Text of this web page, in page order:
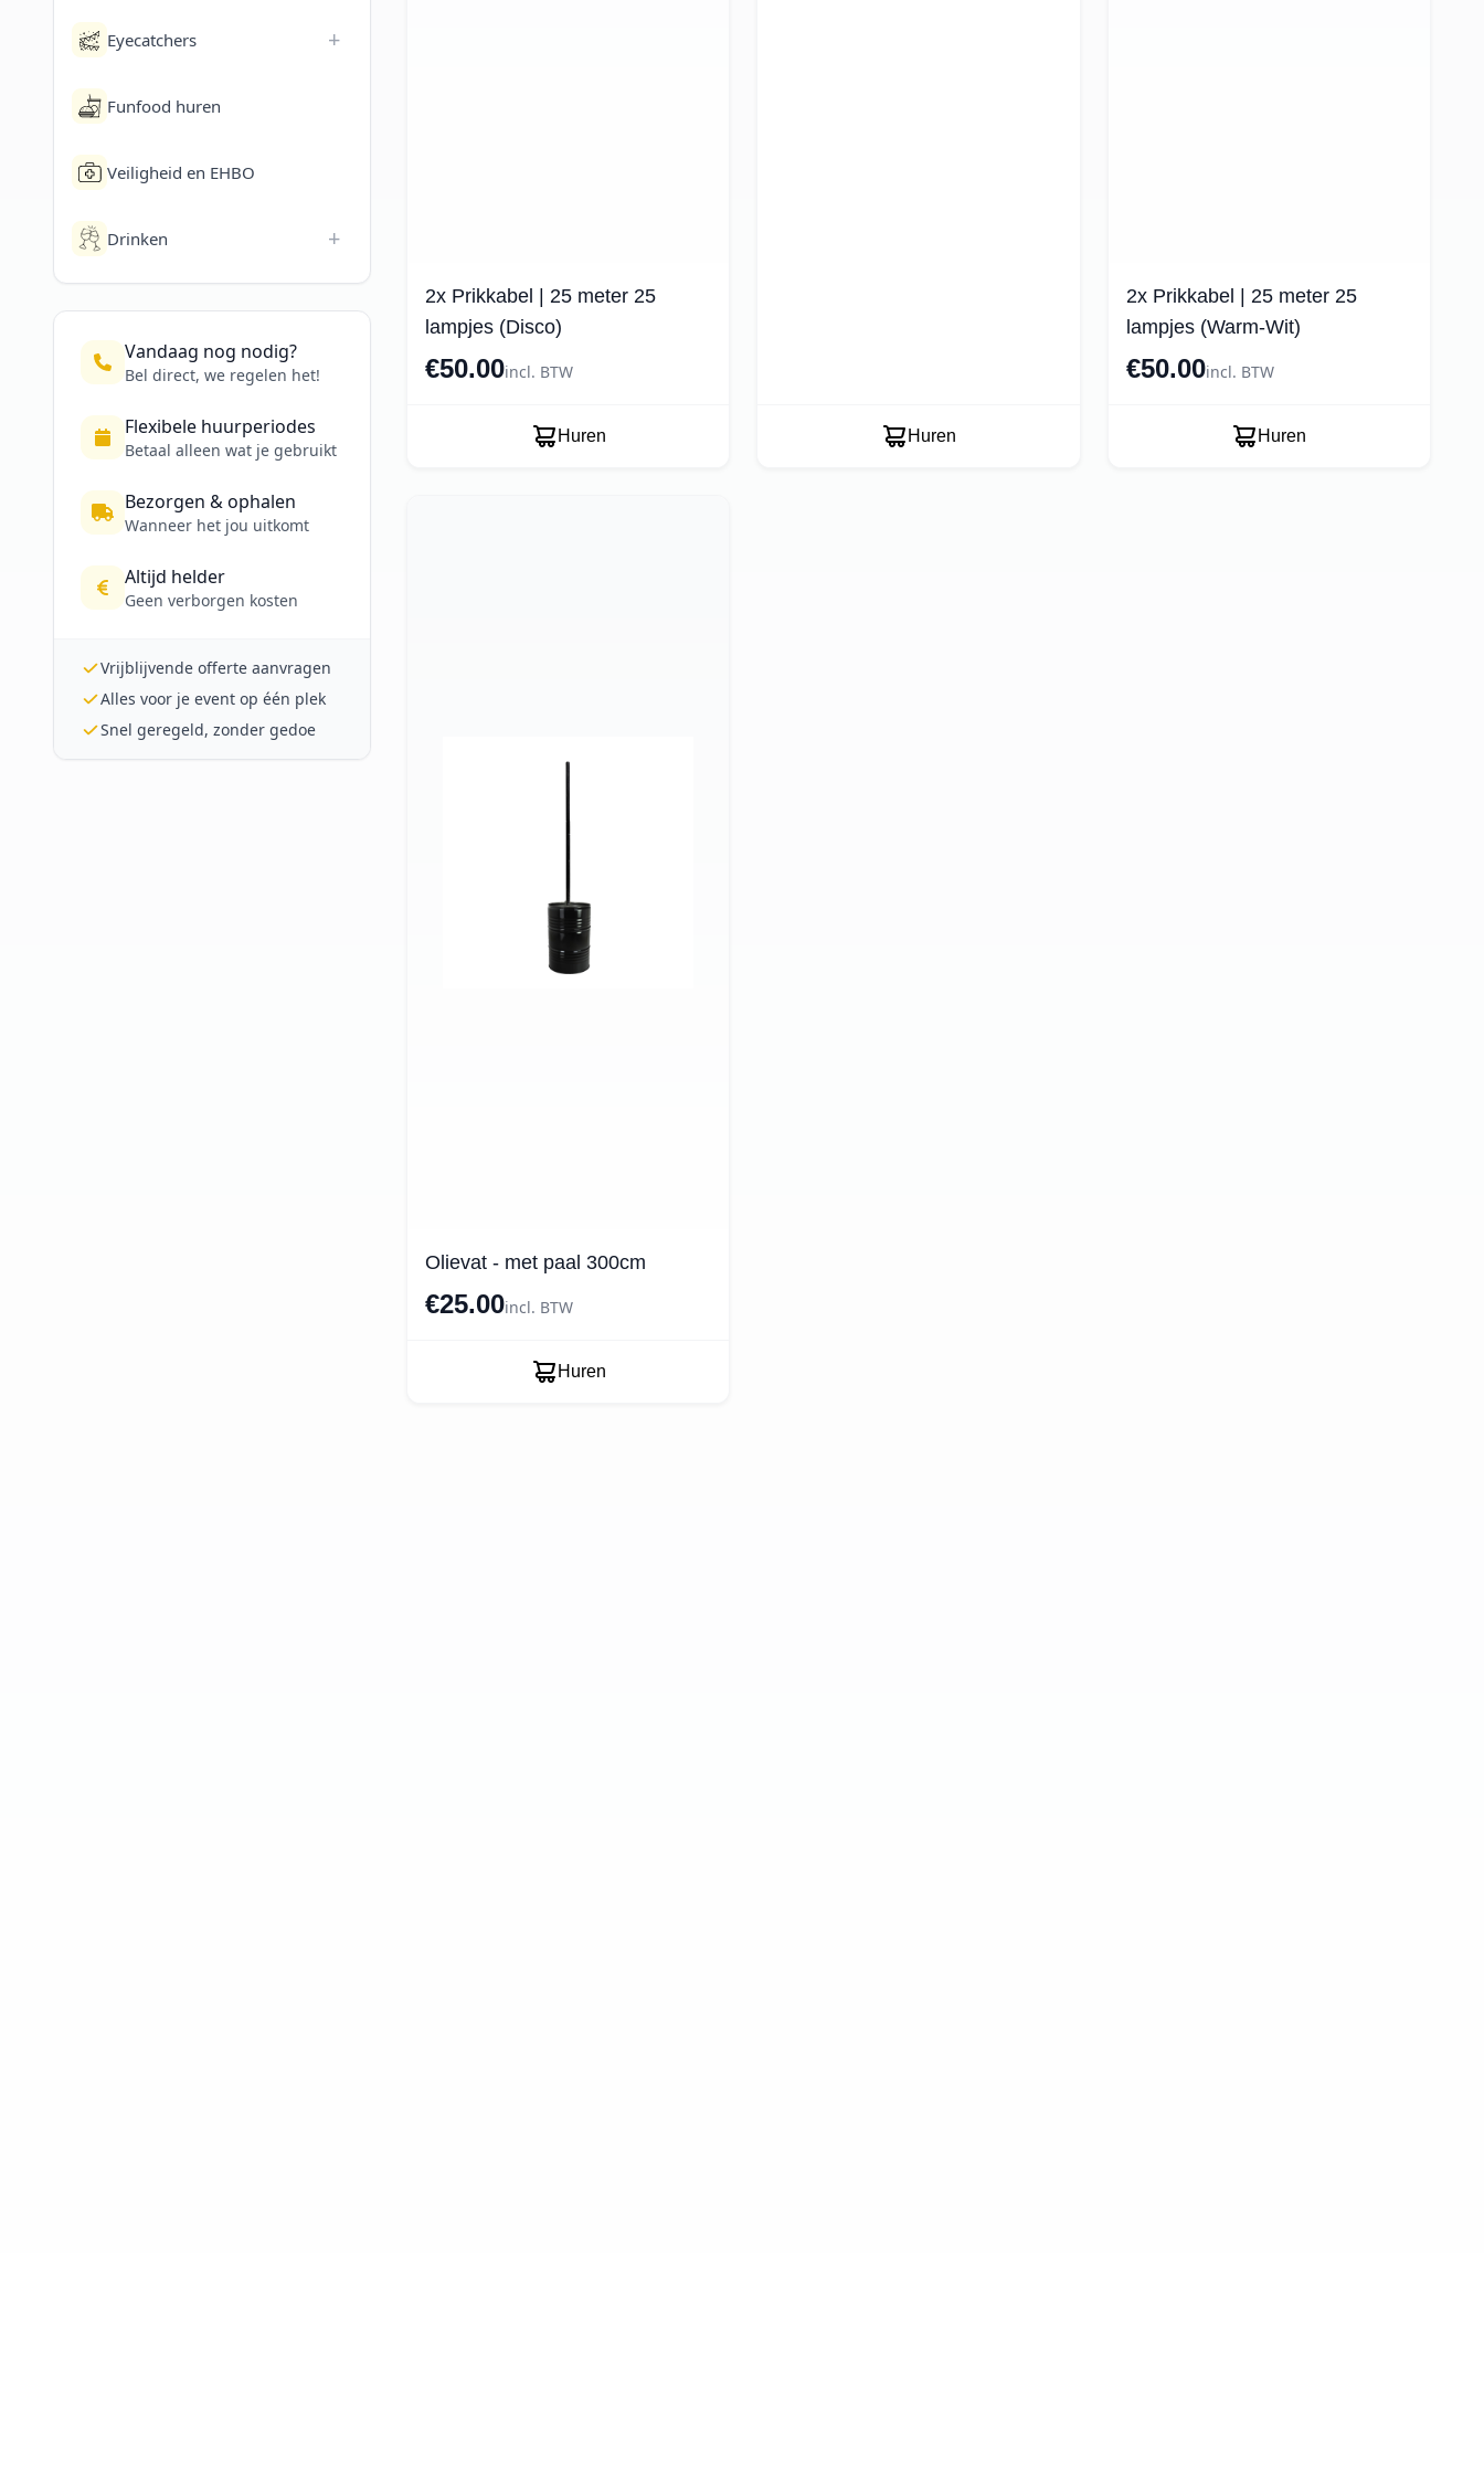
Eyecatchers +
Funfood huren
Veiligheid en EHBO
Drinken +
Vandaag nog nodig?
Bel direct, we regelen het!
Flexibele huurperiodes
Betaal alleen wat je gebruikt
Bezorgen & ophalen
Wanneer het jou uitkomt
Altijd helder
Geen verborgen kosten
Vrijblijvende offerte aanvragen
Alles voor je event op één plek
Snel geregeld, zonder gedoe
2x Prikkabel | 25 meter 25
lampjes (Disco)
€50.00incl. BTW
Huren Huren
2x Prikkabel | 25 meter 25
lampjes (Warm-Wit)
€50.00incl. BTW
Huren
Olievat - met paal 300cm
€25.00incl. BTW
Huren